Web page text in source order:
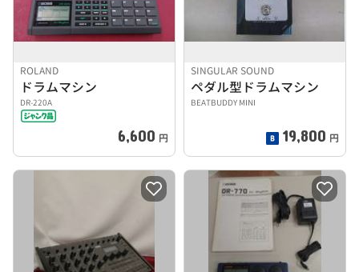
ROLAND
ドラムマシン
DR-220A
6,600 円
SINGULAR SOUND
ペダル型ドラムマシン
BEATBUDDY MINI
19,800 円